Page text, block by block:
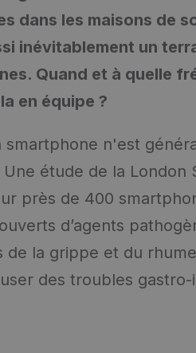
dans les maisons de
inévitablement un
Quand et à quelle
en équipe ?
smartphone n'est
Une étude de la
près de 400
d’agents
de la grippe et du
des troubles gastro-